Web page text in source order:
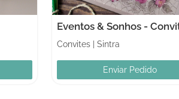
Eventos & Sonhos -
Convites Sintra
Enviar Pedido